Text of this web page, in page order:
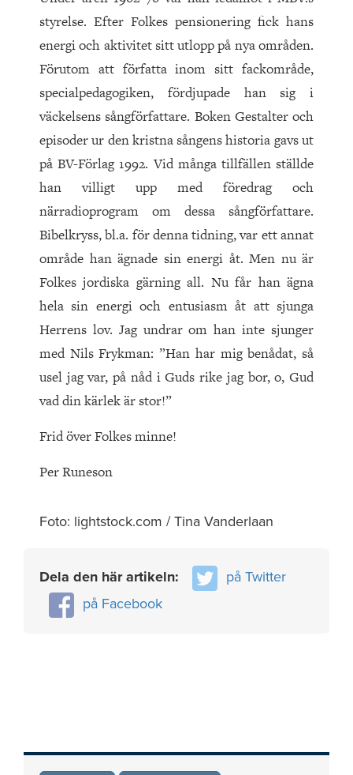
styrelse. Efter Folkes pensionering fick hans
energi och aktivitet sitt utlopp på nya områden.
Förutom att författa inom sitt fackområde,
specialpedagogiken, fördjupade han sig i
väckelsens sångförfattare. Boken Gestalter och
episoder ur den kristna sångens historia gavs ut
på BV-Förlag 1992. Vid många tillfällen ställde
han villigt upp med föredrag och
närradioprogram om dessa sångförfattare.
Bibelkryss, bl.a. för denna tidning, var ett annat
område han ägnade sin energi åt. Men nu är
Folkes jordiska gärning all. Nu får han ägna
hela sin energi och entusiasm åt att sjunga
Herrens lov. Jag undrar om han inte sjunger
med Nils Frykman: ”Han har mig benådat, så
usel jag var, på nåd i Guds rike jag bor, o, Gud
vad din kärlek är stor!”
Frid över Folkes minne!
Per Runeson
Foto: lightstock.com / Tina Vanderlaan
Dela den här artikeln:
på Twitter
på Facebook